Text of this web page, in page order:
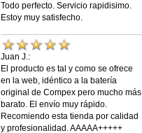
Todo perfecto. Servicio rapidisimo.
Estoy muy satisfecho.
Juan J.:
El producto es tal y como se ofrece
en la web, idéntico a la batería
original de Compex pero mucho más
barato. El envío muy rápido.
Recomiendo esta tienda por calidad
y profesionalidad. AAAAA+++++